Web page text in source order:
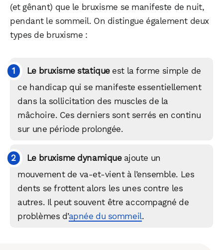
(et gênant) que le bruxisme se manifeste de nuit,
pendant le sommeil. On distingue également deux
types de bruxisme :
Le bruxisme statiqueest la forme simple de
ce handicap qui se manifeste essentiellement
dans la sollicitation des muscles de la
mâchoire. Ces derniers sont serrés en continu
sur une période prolongée.
Le bruxisme dynamiqueajoute un
mouvement de va-et-vient à l’ensemble. Les
dents se frottent alors les unes contre les
autres. Il peut souvent être accompagné de
problèmes d’apnée du sommeil.